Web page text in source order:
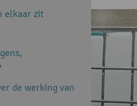
elkaar zit
de werking van